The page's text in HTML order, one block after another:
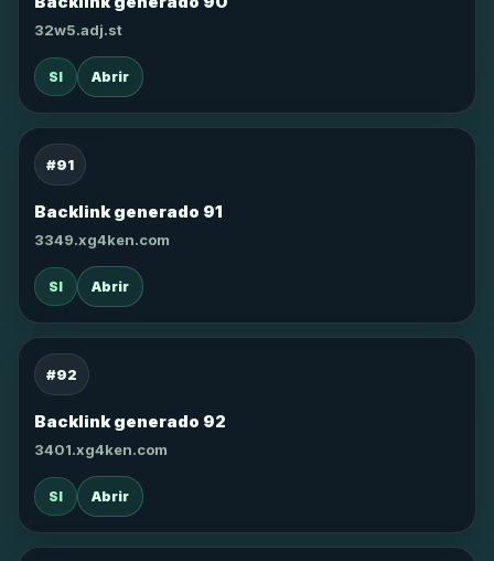
32w5.adj.st
SI Abrir
#91
Backlink generado 91
3349.xg4ken.com
SI Abrir
#92
Backlink generado 92
3401.xg4ken.com
SI Abrir